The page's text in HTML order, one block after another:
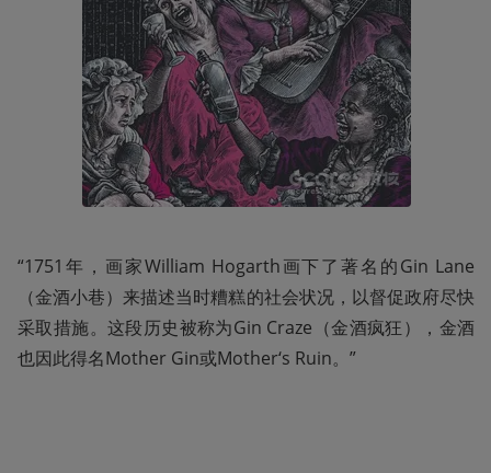
“1751年，画家William Hogarth画下了著名的Gin Lane
（金酒小巷）来描述当时糟糕的社会状况，以督促政府尽快
采取措施。这段历史被称为Gin Craze（金酒疯狂），金酒
也因此得名Mother Gin或Mother‘s Ruin。”